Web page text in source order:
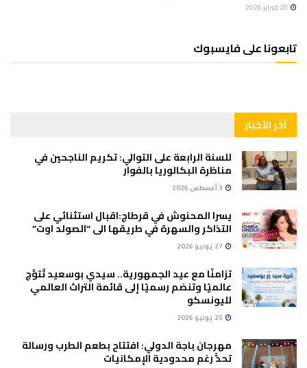
تابعونا على فايسبوك
آخر الأخبار
للسنة الرابعة على التوالي: تكريم الناجحين في
مناظرة البكالوريا بالفوار
يسرا المحنوش في قرطاج:اقبال استثنائي على
التذاكر والسهرة في طريقها الى “الصولد اوت”
تزامنًا مع عيد الجمهورية.. سيدي بوسعيد تُتوَّج
عالميًا وتنضم رسميًا إلى قائمة التراث العالمي
لليونسكو
مهرجان باجة الدولي: افتتاح بطعم الطرب ورسالة
تحدٍّ رغم محدودية الإمكانيات